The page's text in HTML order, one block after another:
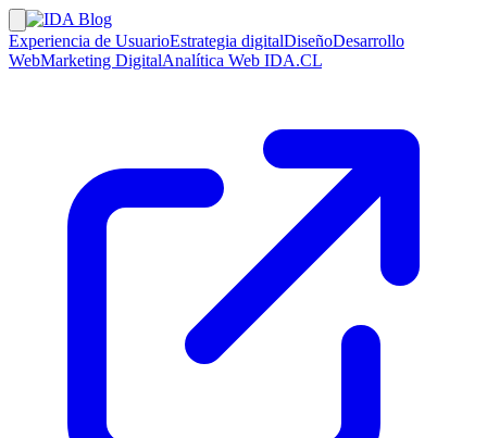
Experiencia de UsuarioEstrategia digitalDiseñoDesarrollo
WebMarketing DigitalAnalítica Web IDA.CL